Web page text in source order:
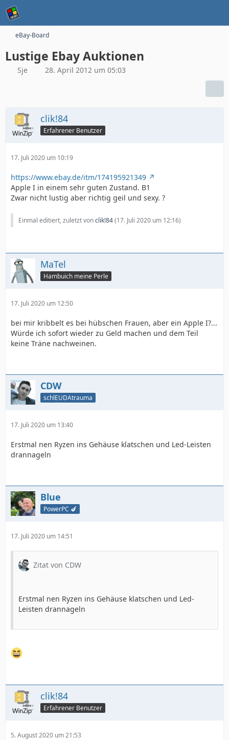
eBay-Board
Lustige Ebay Auktionen
Sje 28. April 2012 um 05:03
clik!84
Erfahrener Benutzer
17. Juli 2020 um 10:19
https://www.ebay.de/itm/174195921349
Apple I in einem sehr guten Zustand. B1
Zwar nicht lustig aber richtig geil und sexy. ?
Einmal editiert, zuletzt vonclik!84(17. Juli 2020 um 12:16)
MaTel
Hambuich meine Perle
17. Juli 2020 um 12:50
bei mir kribbelt es bei hübschen Frauen, aber ein Apple I?...
Würde ich sofort wieder zu Geld machen und dem Teil
keine Träne nachweinen.
CDW
schlEUDAtrauma
17. Juli 2020 um 13:40
Erstmal nen Ryzen ins Gehäuse klatschen und Led-Leisten
drannageln
Blue
PowerPC 🍆
17. Juli 2020 um 14:51
Zitat von CDW
Erstmal nen Ryzen ins Gehäuse klatschen und Led-
Leisten drannageln
clik!84
Erfahrener Benutzer
5. August 2020 um 21:53